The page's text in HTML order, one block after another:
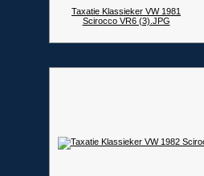
Taxatie Klassieker VW 1981
Scirocco VR6 (3).JPG